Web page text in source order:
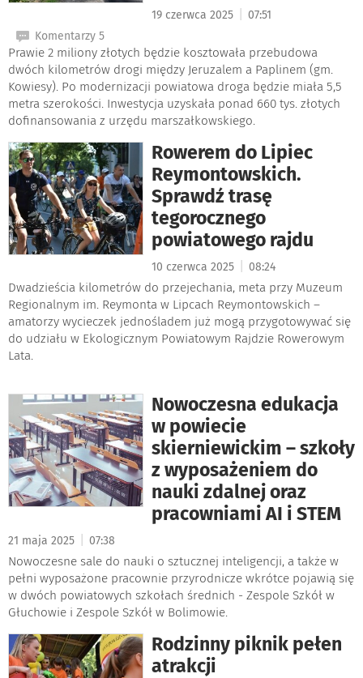
19 czerwca 2025
07:51
Komentarzy 5
Prawie 2 miliony złotych będzie kosztowała przebudowa
dwóch kilometrów drogi między Jeruzalem a Paplinem (gm.
Kowiesy). Po modernizacji powiatowa droga będzie miała 5,5
metra szerokości. Inwestycja uzyskała ponad 660 tys. złotych
dofinansowania z urzędu marszałkowskiego.
Rowerem do Lipiec
Reymontowskich.
Sprawdź trasę
tegorocznego
powiatowego rajdu
10 czerwca 2025 08:24
Dwadzieścia kilometrów do przejechania, meta przy Muzeum
Regionalnym im. Reymonta w Lipcach Reymontowskich –
amatorzy wycieczek jednośladem już mogą przygotowywać się
do udziału w Ekologicznym Powiatowym Rajdzie Rowerowym
Lata.
Nowoczesna edukacja
w powiecie
skierniewickim – szkoły
z wyposażeniem do
nauki zdalnej oraz
pracowniami AI i STEM
21 maja 2025 07:38
Nowoczesne sale do nauki o sztucznej inteligencji, a także w
pełni wyposażone pracownie przyrodnicze wkrótce pojawią się
w dwóch powiatowych szkołach średnich - Zespole Szkół w
Głuchowie i Zespole Szkół w Bolimowie.
Rodzinny piknik pełen
atrakcji